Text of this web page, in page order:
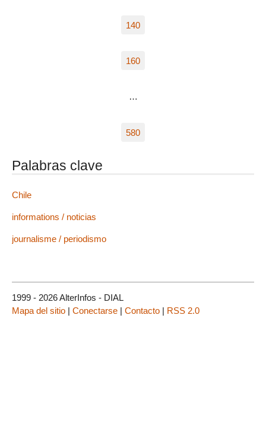
140
160
…
580
Palabras clave
Chile
informations / noticias
journalisme / periodismo
1999 - 2026 AlterInfos - DIAL
Mapa del sitio | Conectarse | Contacto | RSS 2.0